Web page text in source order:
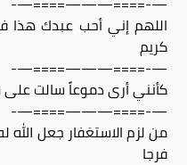
اللهم إني أحب عبدك هذا
كريم
—-====———====—-
كأنني أرى دموعاً سالت على
—-====———====—-
من لزم الاستغفار جعل
فرجا